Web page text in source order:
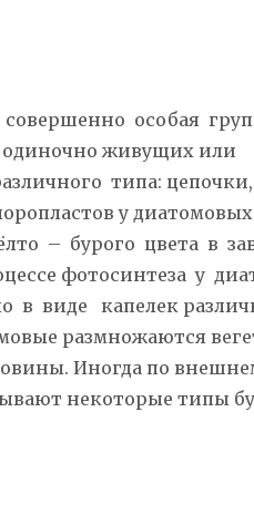
совершенно особая
одиночно живущих или
типа:
у
– бурого цвета в
фотосинтеза у
в виде капелек
размножаются
Иногда по
некоторые типы